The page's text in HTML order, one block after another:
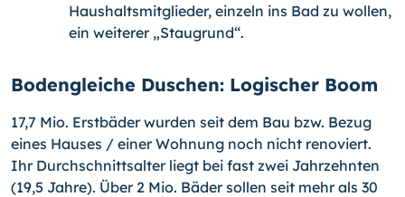
Haushaltsmitglieder, einzeln ins Bad zu wollen,
ein weiterer „Staugrund“.
Bodengleiche Duschen: Logischer Boom
17,7 Mio. Erstbäder wurden seit dem Bau bzw. Bezug
eines Hauses / einer Wohnung noch nicht renoviert.
Ihr Durchschnittsalter liegt bei fast zwei Jahrzehnten
(19,5 Jahre). Über 2 Mio. Bäder sollen seit mehr als 30